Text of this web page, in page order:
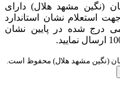
مشهد هلال) دارای
استعلام نشان استاندارد
می‌توانید شماره کد 9 رقمی درج شده در پایین نشان
(نگین مشهد هلال) محفوظ است.